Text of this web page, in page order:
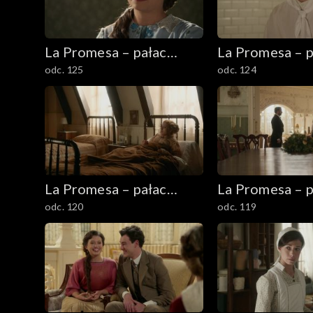
La Promesa – pałac
tajemnic
odc. 125
La Promesa –
tajemnic
odc. 124
La Promesa – pałac
tajemnic
odc. 120
La Promesa –
tajemnic
odc. 119